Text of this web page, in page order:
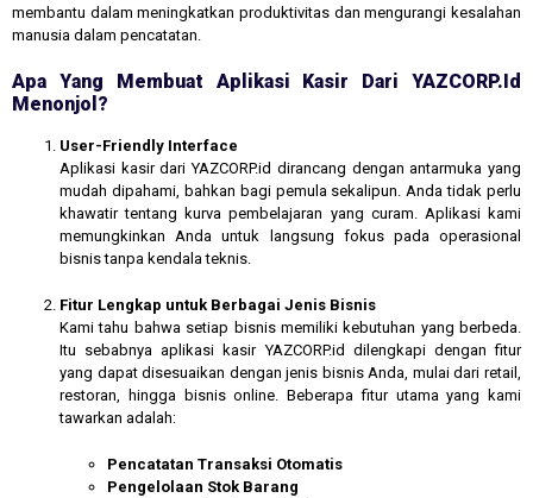
membantu dalam meningkatkan produktivitas dan mengurangi kesalahan
manusia dalam pencatatan.
Apa Yang Membuat Aplikasi Kasir Dari YAZCORP.id
Menonjol?
User-Friendly Interface
Aplikasi kasir dari YAZCORP.id dirancang dengan antarmuka yang
mudah dipahami, bahkan bagi pemula sekalipun. Anda tidak perlu
khawatir tentang kurva pembelajaran yang curam. Aplikasi kami
memungkinkan Anda untuk langsung fokus pada operasional
bisnis tanpa kendala teknis.
Fitur Lengkap untuk Berbagai Jenis Bisnis
Kami tahu bahwa setiap bisnis memiliki kebutuhan yang berbeda.
Itu sebabnya aplikasi kasir YAZCORP.id dilengkapi dengan fitur
yang dapat disesuaikan dengan jenis bisnis Anda, mulai dari retail,
restoran, hingga bisnis online. Beberapa fitur utama yang kami
tawarkan adalah:
Pencatatan Transaksi Otomatis
Pengelolaan Stok Barang